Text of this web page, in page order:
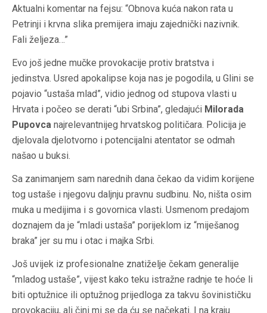
Aktualni komentar na fejsu: “Obnova kuća nakon rata u
Petrinji i krvna slika premijera imaju zajednički nazivnik.
Fali željeza…”
Evo još jedne mučke provokacije protiv bratstva i
jedinstva. Usred apokalipse koja nas je pogodila, u Glini se
pojavio “ustaša mlad”, vidio jednog od stupova vlasti u
Hrvata i počeo se derati “ubi Srbina”, gledajući Milorada
Pupovca najrelevantnijeg hrvatskog političara. Policija je
djelovala djelotvorno i potencijalni atentator se odmah
našao u buksi.
Sa zanimanjem sam narednih dana čekao da vidim korijene
tog ustaše i njegovu daljnju pravnu sudbinu. No, ništa osim
muka u medijima i s govornica vlasti. Usmenom predajom
doznajem da je “mladi ustaša” porijeklom iz “miješanog
braka” jer su mu i otac i majka Srbi.
Još uvijek iz profesionalne znatiželje čekam generalije
“mladog ustaše”, vijest kako teku istražne radnje te hoće li
biti optužnice ili optužnog prijedloga za takvu šovinističku
provokaciju, ali čini mi se da ću se načekati. I na kraju